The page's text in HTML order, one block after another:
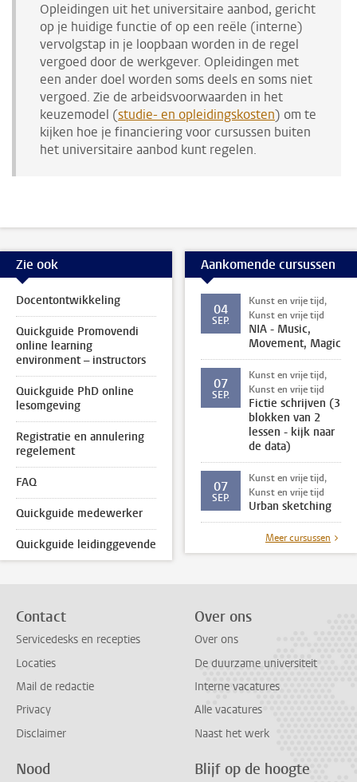
Opleidingen uit het universitaire aanbod, gericht
op je huidige functie of op een reële (interne)
vervolgstap in je loopbaan worden in de regel
vergoed door de werkgever. Opleidingen met
een ander doel worden soms deels en soms niet
vergoed. Zie de arbeidsvoorwaarden in het
keuzemodel (studie- en opleidingskosten) om te
kijken hoe je financiering voor cursussen buiten
het universitaire aanbod kunt regelen.
Zie ook
Docentontwikkeling
Quickguide Promovendi
online learning
environment – instructors
Quickguide PhD online
lesomgeving
Registratie en annulering
regelement
FAQ
Quickguide medewerker
Quickguide leidinggevende
Aankomende cursussen
04
SEP.
Kunst en vrije tijd,
Kunst en vrije tijd
NIA - Music,
Movement, Magic
07
SEP.
Kunst en vrije tijd,
Kunst en vrije tijd
Fictie schrijven (3
blokken van 2
lessen - kijk naar
de data)
07
SEP.
Kunst en vrije tijd,
Kunst en vrije tijd
Urban sketching
Meer cursussen
Contact
Servicedesks en recepties
Locaties
Mail de redactie
Privacy
Disclaimer
Over ons
Over ons
De duurzame universiteit
Interne vacatures
Alle vacatures
Naast het werk
Nood Blijf op de hoogte